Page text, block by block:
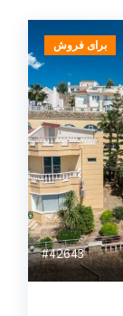
برای فروش
#42643